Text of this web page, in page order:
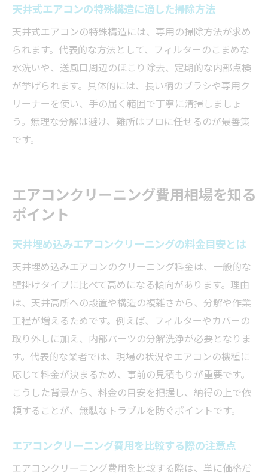
天井式エアコンの特殊構造に適した掃除方法
天井式エアコンの特殊構造には、専用の掃除方法が求め
られます。代表的な方法として、フィルターのこまめな
水洗いや、送風口周辺のほこり除去、定期的な内部点検
が挙げられます。具体的には、長い柄のブラシや専用ク
リーナーを使い、手の届く範囲で丁寧に清掃しましょ
う。無理な分解は避け、難所はプロに任せるのが最善策
です。
エアコンクリーニング費用相場を知る
ポイント
天井埋め込みエアコンクリーニングの料金目安とは
天井埋め込みエアコンのクリーニング料金は、一般的な
壁掛けタイプに比べて高めになる傾向があります。理由
は、天井高所への設置や構造の複雑さから、分解や作業
工程が増えるためです。例えば、フィルターやカバーの
取り外しに加え、内部パーツの分解洗浄が必要となりま
す。代表的な業者では、現場の状況やエアコンの機種に
応じて料金が決まるため、事前の見積もりが重要です。
こうした背景から、料金の目安を把握し、納得の上で依
頼することが、無駄なトラブルを防ぐポイントです。
エアコンクリーニング費用を比較する際の注意点
エアコンクリーニング費用を比較する際は、単に価格だ